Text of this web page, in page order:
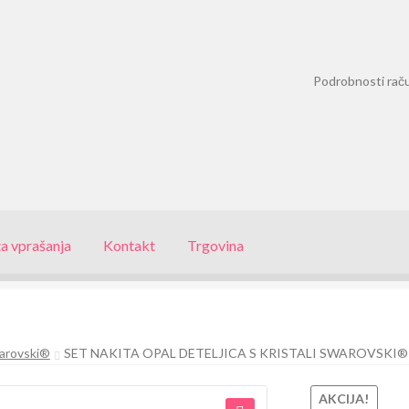
Podrobnosti
vprašanja Kontakt Trgovina
SET NAKITA OPAL DETELJICA S KRISTALI
AKCIJA!